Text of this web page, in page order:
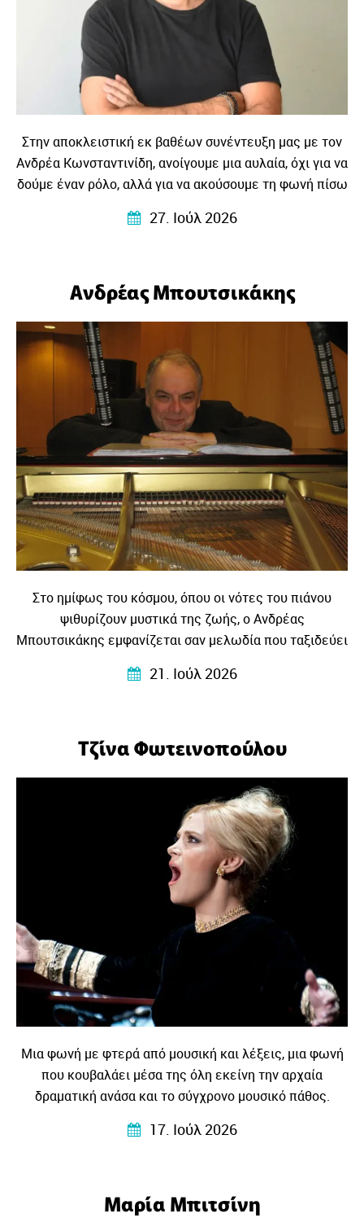
Στην αποκλειστική εκ βαθέων συνέντευξη μας με τον
Ανδρέα Κωνσταντινίδη, ανοίγουμε μια αυλαία, όχι για να
δούμε έναν ρόλο, αλλά για να ακούσουμε τη φωνή πίσω
ιστορία ενός ανθρώπου που συνεχίζει να
παραμυθένια, λιγκ πιο ζωντανή…
27. Ιούλ 2026
Ανδρέας Μπουτσικάκης
Στο ημίφως του κόσμου, όπου οι νότες του πιάνου
ψιθυρίζουν μυστικά της ζωής, ο Ανδρέας
Μπουτσικάκης εμφανίζεται σαν μελωδία που ταξιδεύει
σε κόσμους και πολιτισμούς.
21. Ιούλ 2026
Τζίνα Φωτεινοπούλου
Μια φωνή με φτερά από μουσική και λέξεις, μια φωνή
που κουβαλάει μέσα της όλη εκείνη την αρχαία
δραματική ανάσα και το σύγχρονο μουσικό πάθος.
17. Ιούλ 2026
Μαρία Μπιτσίνη